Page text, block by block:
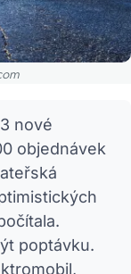
nové
objednávek
poptávku.